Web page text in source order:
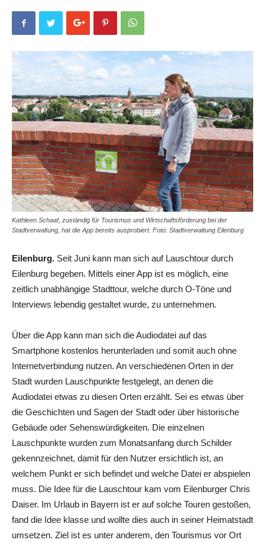
Kathleen Schaaf, zuständig für Tourismus und Wirtschaftsförderung bei der
Stadtverwaltung, hat die App bereits ausprobiert. Foto: Stadtverwaltung Eilenburg
Eilenburg. Seit Juni kann man sich auf Lauschtour durch
Eilenburg begeben. Mittels einer App ist es möglich, eine
zeitlich unabhängige Stadttour, welche durch O-Töne und
Interviews lebendig gestaltet wurde, zu unternehmen.
Über die App kann man sich die Audiodatei auf das
Smartphone kostenlos herunterladen und somit auch ohne
Internetverbindung nutzen. An verschiedenen Orten in der
Stadt wurden Lauschpunkte festgelegt, an denen die
Audiodatei etwas zu diesen Orten erzählt. Sei es etwas über
die Geschichten und Sagen der Stadt oder über historische
Gebäude oder Sehenswürdigkeiten. Die einzelnen
Lauschpunkte wurden zum Monatsanfang durch Schilder
gekennzeichnet, damit für den Nutzer ersichtlich ist, an
welchem Punkt er sich befindet und welche Datei er abspielen
muss. Die Idee für die Lauschtour kam vom Eilenburger Chris
Daiser. Im Urlaub in Bayern ist er auf solche Touren gestoßen,
fand die Idee klasse und wollte dies auch in seiner Heimatstadt
umsetzen. Ziel ist es unter anderem, den Tourismus vor Ort